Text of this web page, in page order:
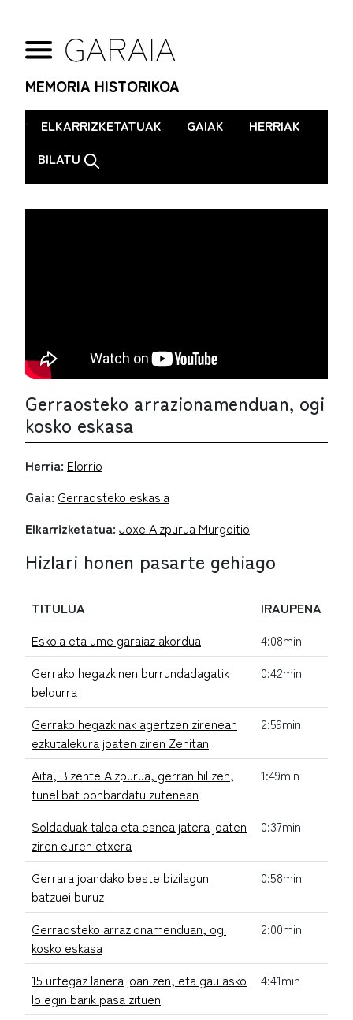
MEMORIA HISTORIKOA
. ELKARRIZKETATUAK GAIAK
HERRIAK
BILATU
Gerraosteko arrazionamenduan, ogi
kosko eskasa
Herria: Elorrio
Gaia: Gerraosteko eskasia
Elkarrizketatua: Joxe Aizpurua Murgoitio
Hizlari honen pasarte gehiago
TITULUA
IRAUPENA
Eskola eta ume garaiaz akordua
4:08min
Gerrako hegazkinen burrundadagatik
beldurra
0:42min
Gerrako hegazkinak agertzen zirenean
ezkutalekura joaten ziren Zenitan
2:59min
Aita, Bizente Aizpurua, gerran hil zen,
tunel bat bonbardatu zutenean
1:49min
Soldaduak taloa eta esnea jatera joaten
ziren euren etxera
0:37min
Gerrara joandako beste bizilagun
batzuei buruz
0:58min
Gerraosteko arrazionamenduan, ogi
kosko eskasa
2:00min
15 urtegaz lanera joan zen, eta gau asko
lo egin barik pasa zituen
4:41min